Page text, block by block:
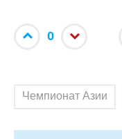
0
Чемпионат Азии